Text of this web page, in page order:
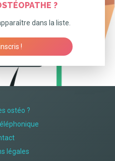
?
dans la liste.
!
ostéo ?
légales